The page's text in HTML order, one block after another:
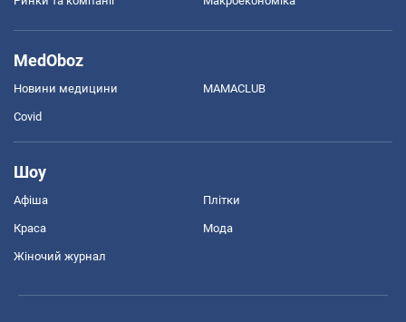
MedOboz
Новини медицини MAMACLUB
Covid
Шоу
Афіша Плітки
Краса Мода
Жіночий журнал